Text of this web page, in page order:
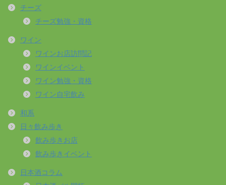
チーズ
チーズ勉強・資格
ワイン
ワインお店訪問記
ワインイベント
ワイン勉強・資格
ワイン自宅飲み
和系
日々飲み歩き
飲み歩きお店
飲み歩きイベント
日本酒コラム